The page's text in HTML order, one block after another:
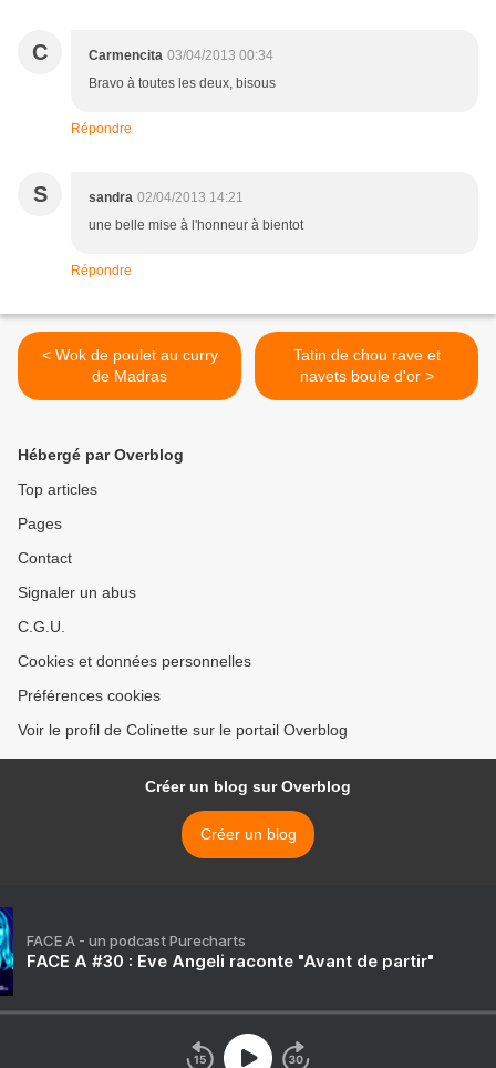
C Carmencita 03/04/2013 00:34
Bravo à toutes les deux, bisous
Répondre
S sandra 02/04/2013 14:21
une belle mise à l'honneur à bientot
Répondre
< Wok de poulet au curry
de Madras
Tatin de chou rave et
navets boule d'or >
Hébergé par Overblog
Top articles
Pages
Contact
Signaler un abus
C.G.U.
Cookies et données personnelles
Préférences cookies
Voir le profil de Colinette sur le portail Overblog
Créer un blog sur Overblog
Créer un blog
FACE A - un podcast Purecharts
FACE A #30 : Eve Angeli raconte "Avant de partir"